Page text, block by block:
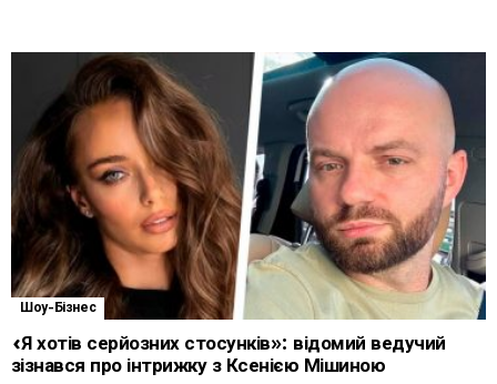
Шоу-Бізнес
«Я хотів серйозних стосунків»: відомий ведучий
зізнався про інтрижку з Ксенією Мішиною